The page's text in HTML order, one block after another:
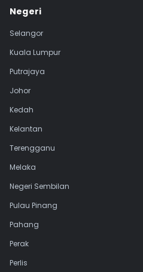
Negeri
Selangor
Kuala Lumpur
Putrajaya
Johor
Kedah
Kelantan
Terengganu
Melaka
Negeri Sembilan
Pulau Pinang
Pahang
Perak
Perlis